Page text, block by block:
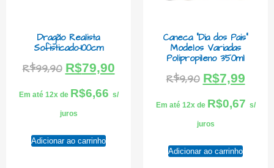
Dragão Realista
Sofisticado-100cm
R$99,90 R$79,90
Em até 12x de R$6,66 s/
juros
Adicionar ao carrinho
Caneca “Dia dos Pais”
Modelos Variadas
Polipropileno 350ml
R$9,90 R$7,99
Em até 12x de R$0,67 s/
juros
Adicionar ao carrinho